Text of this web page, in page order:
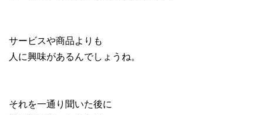
サービスや商品よりも
人に興味があるんでしょうね。
それを一通り聞いた後に